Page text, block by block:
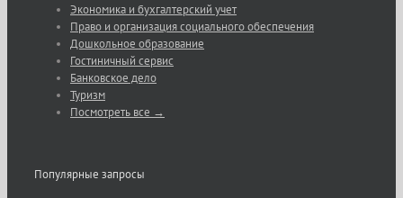
Экономика и бухгалтерский учет
Право и организация социального обеспечения
Дошкольное образование
Гостиничный сервис
Банковское дело
Туризм
Посмотреть все →
Популярные запросы